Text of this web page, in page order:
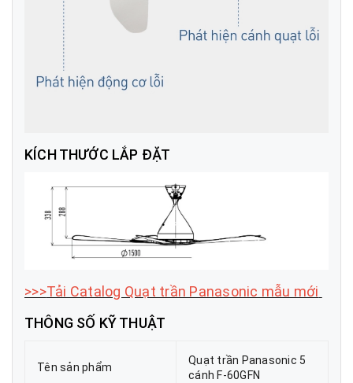
KÍCH THƯỚC LẮP ĐẶT
>>>Tải Catalog Quạt trần Panasonic mẫu mới
THÔNG SỐ KỸ THUẬT
Tên sản phẩm
Quạt trần Panasonic 5
cánh F-60GFN